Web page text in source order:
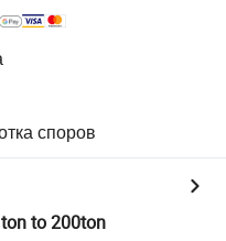
споров
to 200ton